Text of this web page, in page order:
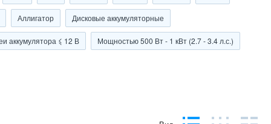
Аллигатор Дисковые аккумуляторные
аккумулятора ⩽ 12 В Мощностью 500 Вт - 1 кВт (2.7 - 3.4 л.с.)